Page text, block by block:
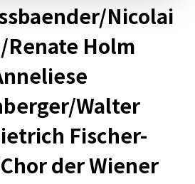
Nicolai
Renate Holm
Walter
Fischer-
der Wiener